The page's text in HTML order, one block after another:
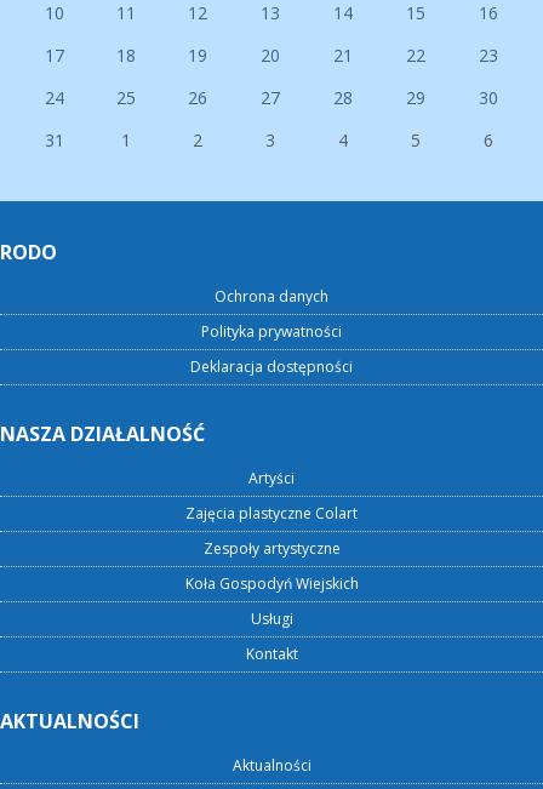
10
11 12 13 14 15
16
17
18 19 20 21 22
23
24
25 26 27 28 29
30
31
1 2 3 4 5 6
RODO
Ochrona danych
Polityka prywatności
Deklaracja dostępności
NASZA DZIAŁALNOŚĆ
Artyści
Zajęcia plastyczne Colart
Zespoły artystyczne
Koła Gospodyń Wiejskich
Usługi
Kontakt
AKTUALNOŚCI
Aktualności